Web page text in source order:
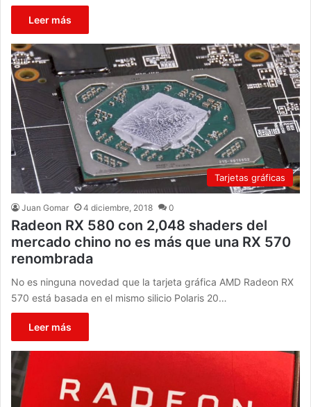
Leer más
Tarjetas gráficas
Juan Gomar 4 diciembre, 2018 0
Radeon RX 580 con 2,048 shaders del
mercado chino no es más que una RX 570
renombrada
No es ninguna novedad que la tarjeta gráfica AMD Radeon RX
570 está basada en el mismo silicio Polaris 20…
Leer más